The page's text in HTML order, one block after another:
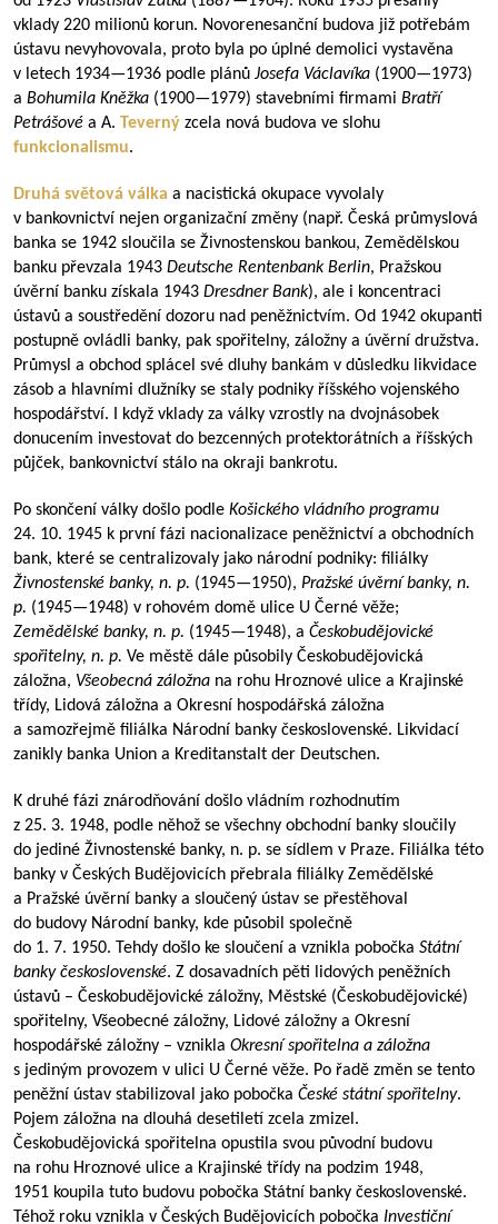
vklady 220 milionů korun. Novorenesanční budova již potřebám
ústavu nevyhovovala, proto byla po úplné demolici vystavěna
v letech 1934—1936 podle plánů Josefa Václavíka (1900—1973)
a Bohumila Kněžka (1900—1979) stavebními firmami Bratří
Petrášové a A. Teverný zcela nová budova ve slohu
funkcionalismu.
Druhá světová válka a nacistická okupace vyvolaly
v bankovnictví nejen organizační změny (např. Česká průmyslová
banka se 1942 sloučila se Živnostenskou bankou, Zemědělskou
banku převzala 1943 Deutsche Rentenbank Berlin, Pražskou
úvěrní banku získala 1943 Dresdner Bank), ale i koncentraci
ústavů a soustředění dozoru nad peněžnictvím. Od 1942 okupanti
postupně ovládli banky, pak spořitelny, záložny a úvěrní družstva.
Průmysl a obchod splácel své dluhy bankám v důsledku likvidace
zásob a hlavními dlužníky se staly podniky říšského vojenského
hospodářství. I když vklady za války vzrostly na dvojnásobek
donucením investovat do bezcenných protektorátních a říšských
půjček, bankovnictví stálo na okraji bankrotu.
Po skončení války došlo podle Košického vládního programu
24. 10. 1945 k první fázi nacionalizace peněžnictví a obchodních
bank, které se centralizovaly jako národní podniky: filiálky
Živnostenské banky, n. p. (1945—1950), Pražské úvěrní banky, n.
p. (1945—1948) v rohovém domě ulice U Černé věže;
Zemědělské banky, n. p. (1945—1948), a Českobudějovické
spořitelny, n. p. Ve městě dále působily Českobudějovická
záložna, Všeobecná záložna na rohu Hroznové ulice a Krajinské
třídy, Lidová záložna a Okresní hospodářská záložna
a samozřejmě filiálka Národní banky československé. Likvidací
zanikly banka Union a Kreditanstalt der Deutschen.
K druhé fázi znárodňování došlo vládním rozhodnutím
z 25. 3. 1948, podle něhož se všechny obchodní banky sloučily
do jediné Živnostenské banky, n. p. se sídlem v Praze. Filiálka této
banky v Českých Budějovicích přebrala filiálky Zemědělské
a Pražské úvěrní banky a sloučený ústav se přestěhoval
do budovy Národní banky, kde působil společně
do 1. 7. 1950. Tehdy došlo ke sloučení a vznikla pobočka Státní
banky československé. Z dosavadních pěti lidových peněžních
ústavů – Českobudějovické záložny, Městské (Českobudějovické)
spořitelny, Všeobecné záložny, Lidové záložny a Okresní
hospodářské záložny – vznikla Okresní spořitelna a záložna
s jediným provozem v ulici U Černé věže. Po řadě změn se tento
peněžní ústav stabilizoval jako pobočka České státní spořitelny.
Pojem záložna na dlouhá desetiletí zcela zmizel.
Českobudějovická spořitelna opustila svou původní budovu
na rohu Hroznové ulice a Krajinské třídy na podzim 1948,
1951 koupila tuto budovu pobočka Státní banky československé.
Téhož roku vznikla v Českých Budějovicích pobočka Investiční